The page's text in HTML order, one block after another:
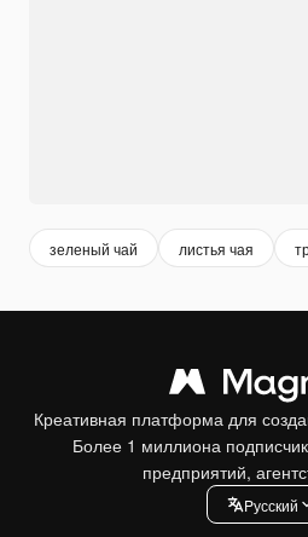
зеленый чай листья чая
Креативная платформа для
Более 1 миллиона
предприятий,
Pусский